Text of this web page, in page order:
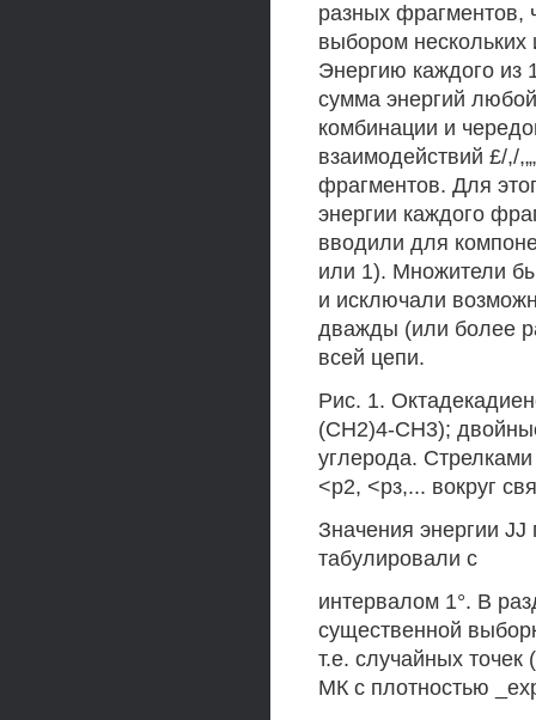
разных фрагментов,
выбором
Энергию каждого из
сумма энергий
комбинации и
взаимодействий £/,/
фрагментов. Для
энергии каждого
вводили для
или 1). Множители
и исключали
дважды (или более
всей цепи.
Рис. 1.
(СН2)4-СН3);
углерода.
<р2, <рз,... вокруг
Значения энергии
табулировали с
интервалом 1°. В
существенной
т.е. случайных
МК с плотностью